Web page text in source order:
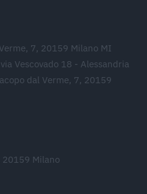
7, 20159 Milano MI
Vescovado 18 - Alessandria
dal Verme, 7, 20159
20159 Milano